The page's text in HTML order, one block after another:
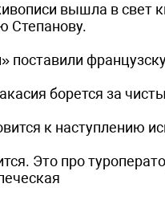
вышла в свет
Степанову.
поставили
борется за
к наступлению
Это про